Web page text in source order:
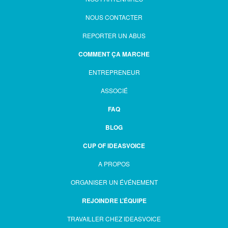
NOUS CONTACTER
REPORTER UN ABUS
COMMENT ÇA MARCHE
ENTREPRENEUR
ASSOCIÉ
FAQ
BLOG
CUP OF IDEASVOICE
A PROPOS
ORGANISER UN ÉVÉNEMENT
REJOINDRE L’ÉQUIPE
TRAVAILLER CHEZ IDEASVOICE